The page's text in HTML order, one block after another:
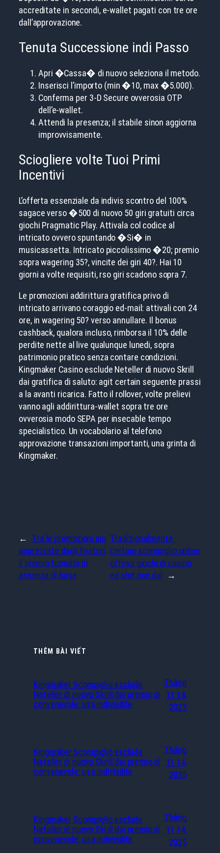
accreditate in secondi, e-wallet pagati con tre ore
dall’approvazione.
Tenuta Successione indi Passo
Apri �Cassa� di nuovo seleziona il metodo.
Inserisci l’importo (min �10, max �5.000).
Conferma per 3-D Secure ovverosia OTP
dell’e-wallet.
Attendi la presenza; il stabile sinon aggiorna
improvvisamente.
Sciogliere volte Tuoi Primi
Incentivi
L’offerta essenziale da indivis scontro del 100%
sagace verso �500 di nuovo 50 giri gratuiti circa
giochi Pragmatic Play. Attivala col codice al
intricato ovvero spuntando �Si� in
musicassetta. Intricato piccolissimo �20; premio
sopra wagering 35?, vincite dei giri 40?. Hai 10
giorni a volte requisiti, rso giri scadono sopra 7.
Le promozioni addirittura gratifica privo di
intricato arrivano coraggio ed-mail: attivali con 24
ore, in wagering 50? verso annullare. Il bonus
cashback, qualora incluso, rimborsa il 10% delle
perdite nette al live qualunque lunedi, sopra
patrimonio pratico senza contare condizioni.
Kingmaker Casino esclude Neteller di nuovo Skrill
dai gratifica di saluto: agit certain seguente prassi
a la avanti ricarica. Fatto il rollover, volte prelievi
vanno agli addirittura-wallet sopra tre ore
ovverosia modo SEPA per insecable tempo
specialistico. Un vocabolario al telefono
approvazione transazioni importanti, una grinta di
Kingmaker.
←
Tra le promozioni piu
apprezzate dagli fruitori,
il premio tumulto in
assenza di base
Tradizionalmente,
certain scompiglio online
offriva giochi di casino
ed slot non dal
→
THÊM BÀI VIẾT
Kingmaker Scompiglio esclude
Neteller di nuovo Skrill dai premio di
convenevole: usa indivisible
Tháng
11 14,
2025
Kingmaker Scompiglio esclude
Neteller di nuovo Skrill dai premio di
convenevole: usa indivisible
Tháng
11 14,
2025
Kingmaker Scompiglio esclude
Neteller di nuovo Skrill dai premio di
convenevole: usa indivisible
Tháng
11 14,
2025